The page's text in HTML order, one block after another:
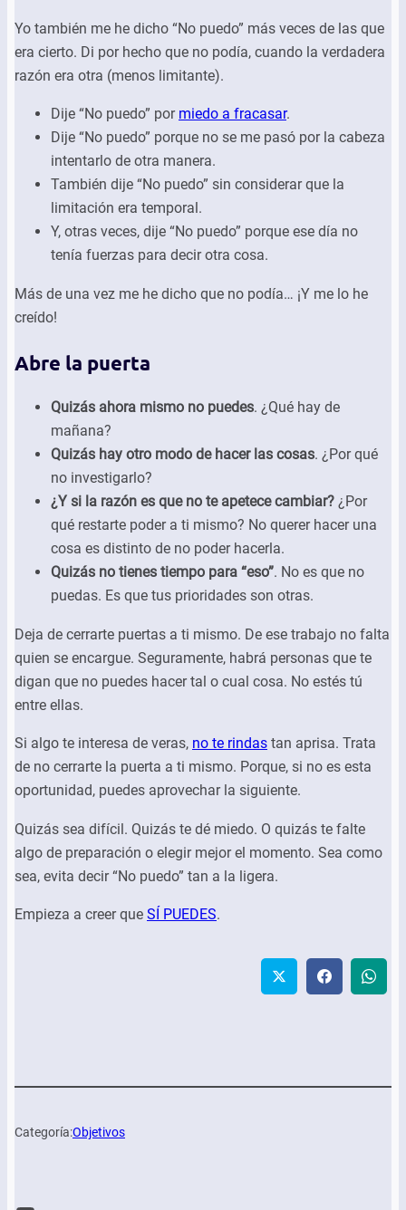
Yo también me he dicho “No puedo” más veces de las que
era cierto. Di por hecho que no podía, cuando la verdadera
razón era otra (menos limitante).
Dije “No puedo” por miedo a fracasar.
Dije “No puedo” porque no se me pasó por la cabeza
intentarlo de otra manera.
También dije “No puedo” sin considerar que la
limitación era temporal.
Y, otras veces, dije “No puedo” porque ese día no
tenía fuerzas para decir otra cosa.
Más de una vez me he dicho que no podía… ¡Y me lo he
creído!
Abre la puerta
Quizás ahora mismo no puedes. ¿Qué hay de
mañana?
Quizás hay otro modo de hacer las cosas. ¿Por qué
no investigarlo?
¿Y si la razón es que no te apetece cambiar? ¿Por
qué restarte poder a ti mismo? No querer hacer una
cosa es distinto de no poder hacerla.
Quizás no tienes tiempo para “eso”. No es que no
puedas. Es que tus prioridades son otras.
Deja de cerrarte puertas a ti mismo. De ese trabajo no falta
quien se encargue. Seguramente, habrá personas que te
digan que no puedes hacer tal o cual cosa. No estés tú
entre ellas.
Si algo te interesa de veras, no te rindas tan aprisa. Trata
de no cerrarte la puerta a ti mismo. Porque, si no es esta
oportunidad, puedes aprovechar la siguiente.
Quizás sea difícil. Quizás te dé miedo. O quizás te falte
algo de preparación o elegir mejor el momento. Sea como
sea, evita decir “No puedo” tan a la ligera.
Empieza a creer que SÍ PUEDES.
Categoría:Objetivos